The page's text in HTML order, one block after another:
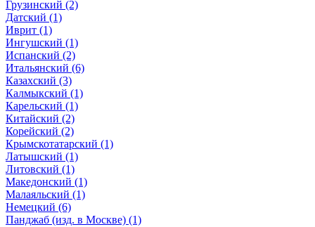
Грузинский (2)
Датский (1)
Иврит (1)
Ингушский (1)
Испанский (2)
Итальянский (6)
Казахский (3)
Калмыкский (1)
Карельский (1)
Китайский (2)
Корейский (2)
Крымскотатарский (1)
Латышский (1)
Литовский (1)
Македонский (1)
Малаяльский (1)
Немецкий (6)
Панджаб (изд. в Москве) (1)